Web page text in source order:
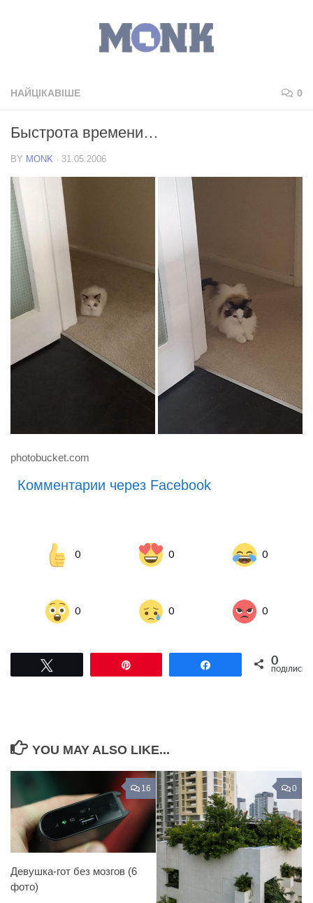
НАЙЦІКАВІШЕ 0
Быстрота времени…
BY MONK · 31.05.2006
photobucket.com
Комментарии через Facebook
0 0 0
0 0 0
Поділитися0
ПОДІЛИСЬ
YOU MAY ALSO LIKE...
16
Девушка-гот без мозгов (6
фото)
0